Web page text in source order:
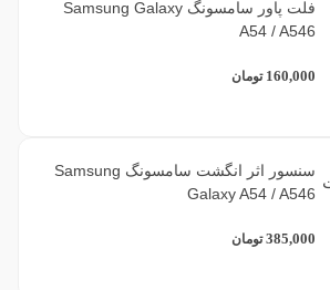
فلت پاور سامسونگ Samsung Galaxy
A54 / A546
160,000 تومان
سنسور اثر انگشت سامسونگ Samsung
Galaxy A54 / A546
385,000 تومان